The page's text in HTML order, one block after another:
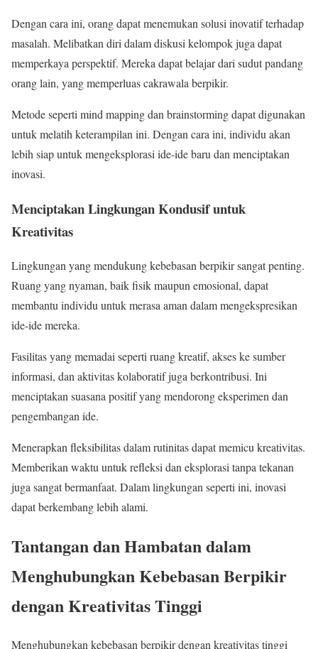
Dengan cara ini, orang dapat menemukan solusi inovatif terhadap
masalah. Melibatkan diri dalam diskusi kelompok juga dapat
memperkaya perspektif. Mereka dapat belajar dari sudut pandang
orang lain, yang memperluas cakrawala berpikir.
Metode seperti mind mapping dan brainstorming dapat digunakan
untuk melatih keterampilan ini. Dengan cara ini, individu akan
lebih siap untuk mengeksplorasi ide-ide baru dan menciptakan
inovasi.
Menciptakan Lingkungan Kondusif untuk
Kreativitas
Lingkungan yang mendukung kebebasan berpikir sangat penting.
Ruang yang nyaman, baik fisik maupun emosional, dapat
membantu individu untuk merasa aman dalam mengekspresikan
ide-ide mereka.
Fasilitas yang memadai seperti ruang kreatif, akses ke sumber
informasi, dan aktivitas kolaboratif juga berkontribusi. Ini
menciptakan suasana positif yang mendorong eksperimen dan
pengembangan ide.
Menerapkan fleksibilitas dalam rutinitas dapat memicu kreativitas.
Memberikan waktu untuk refleksi dan eksplorasi tanpa tekanan
juga sangat bermanfaat. Dalam lingkungan seperti ini, inovasi
dapat berkembang lebih alami.
Tantangan dan Hambatan dalam
Menghubungkan Kebebasan Berpikir
dengan Kreativitas Tinggi
Menghubungkan kebebasan berpikir dengan kreativitas tinggi